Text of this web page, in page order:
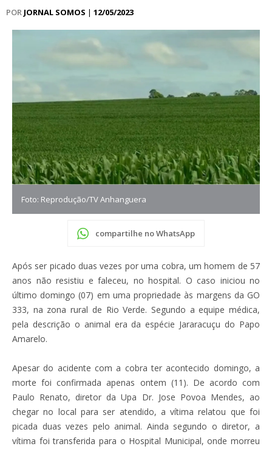
POR JORNAL SOMOS | 12/05/2023
Foto: Reprodução/TV Anhanguera
compartilhe no WhatsApp
Após ser picado duas vezes por uma cobra, um homem de 57
anos não resistiu e faleceu, no hospital. O caso iniciou no
último domingo (07) em uma propriedade às margens da GO
333, na zona rural de Rio Verde. Segundo a equipe médica,
pela descrição o animal era da espécie Jararacuçu do Papo
Amarelo.
Apesar do acidente com a cobra ter acontecido domingo, a
morte foi confirmada apenas ontem (11). De acordo com
Paulo Renato, diretor da Upa Dr. Jose Povoa Mendes, ao
chegar no local para ser atendido, a vítima relatou que foi
picada duas vezes pelo animal. Ainda segundo o diretor, a
vítima foi transferida para o Hospital Municipal, onde morreu